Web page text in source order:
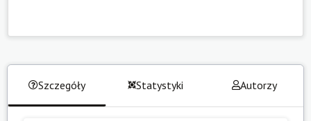
Szczegóły Statystyki Autorzy